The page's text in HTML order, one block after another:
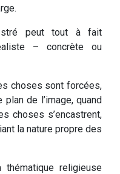
peut tout à fait
– concrète ou
choses sont forcées,
de l’image, quand
choses s’encastrent,
la nature propre des
thématique religieuse